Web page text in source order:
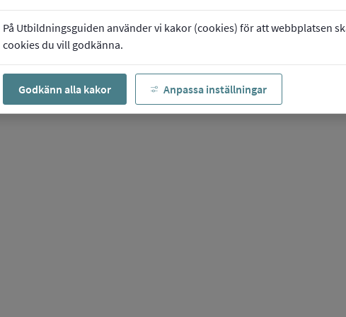
På Utbildningsguiden använder vi kakor (cookies) för att webbplatsen
cookies du vill godkänna.
Godkänn alla kakor Anpassa inställningar